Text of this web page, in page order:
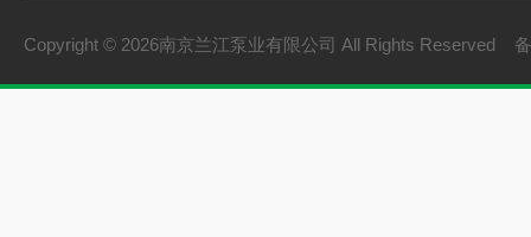
Copyright © 2026南京兰江泵业有限公司 All Rights Reserved